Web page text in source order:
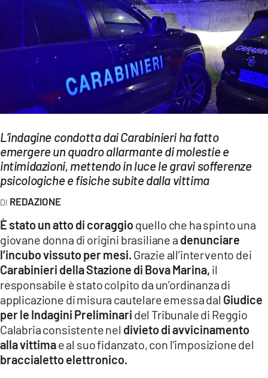
EVENTI
SPORT
Streaming
LAC TV
LAC ONAIR
LaC
Network
LACPLAY.IT
LACTV.IT
LACONAIR.IT
LACITYMAG.IT
ILREGGINO.IT
COSENZACHANNEL.IT
L’indagine condotta dai Carabinieri ha fatto
emergere un quadro allarmante di molestie e
intimidazioni, mettendo in luce le gravi sofferenze
psicologiche e fisiche subite dalla vittima
REDAZIONE
È stato un atto di coraggioquello che ha spinto una
giovane donna di origini brasiliane a denunciare
l’incubo vissuto per mesi. Grazie all’intervento dei
Carabinieri della Stazione di Bova Marina, il
responsabile è stato colpito da un’ordinanza di
applicazione di misura cautelare emessa dal Giudice
per le Indagini Preliminari del Tribunale di Reggio
Calabria consistente nel divieto di avvicinamento
alla vittimae al suo fidanzato, con l’imposizione del
braccialetto elettronico.